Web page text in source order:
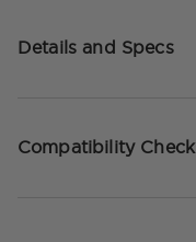
Details and Specs
Compatibility Check